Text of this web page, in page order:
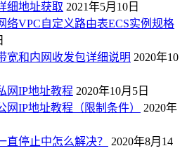
细地址获取 2021年5月10日
络VPC自定义路由表ECS实例规格
宽和内网收发包详细说明 2020年10
网IP地址教程 2020年10月5日
网IP地址教程（限制条件）
2020年
直停止中怎么解决？
2020年8月14